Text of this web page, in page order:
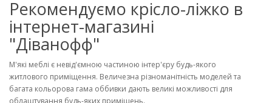
Рекомендуємо крісло-ліжко в
інтернет-магазині
"Діванофф"
М'які меблі є невід'ємною частиною інтер'єру будь-якого
житлового приміщення. Величезна різноманітність моделей та
багата кольорова гама оббивки дають великі можливості для
облаштування будь-яких приміщень.